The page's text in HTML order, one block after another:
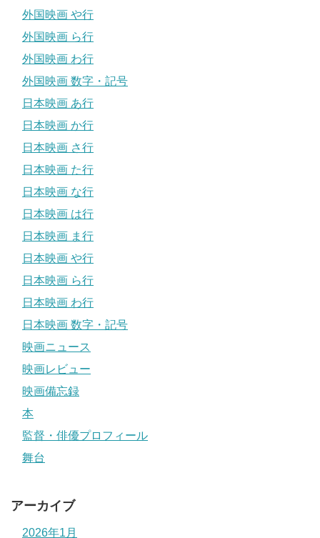
外国映画 や行
外国映画 ら行
外国映画 わ行
外国映画 数字・記号
日本映画 あ行
日本映画 か行
日本映画 さ行
日本映画 た行
日本映画 な行
日本映画 は行
日本映画 ま行
日本映画 や行
日本映画 ら行
日本映画 わ行
日本映画 数字・記号
映画ニュース
映画レビュー
映画備忘録
本
監督・俳優プロフィール
舞台
アーカイブ
2026年1月